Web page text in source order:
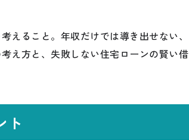
えること。年収だけでは導き出せない、
え方と、失敗しない住宅ローンの賢い借
ト